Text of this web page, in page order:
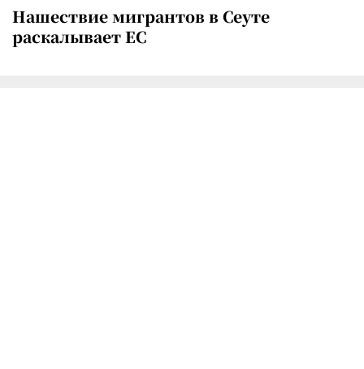
Нашествие мигрантов в Сеуте
раскалывает ЕС